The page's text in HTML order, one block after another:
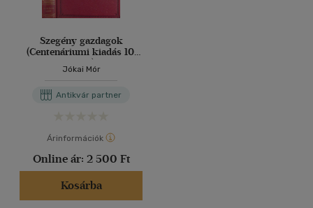
Szegény gazdagok
(Centenáriumi kiadás 10.
kötet)
Jókai Mór
Antikvár partner
Árinformációk
Online ár: 2 500 Ft
Kosárba